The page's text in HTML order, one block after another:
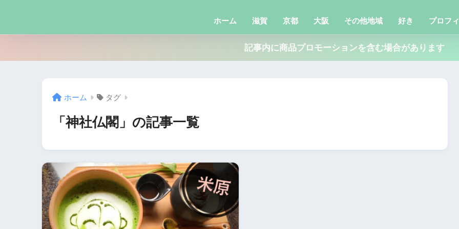
ホーム 滋賀 京都 大阪 その他地域 好き プロフ
記事内に商品プロモーションを含む場合があります
ホーム タグ
「神社仏閣」の記事一覧